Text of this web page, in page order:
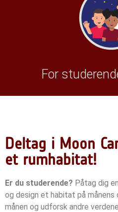
For
Deltag i Moon
et rumhabitat!
Er du studerende? Påtag dig
og design et habitat på
månen og udforsk andre